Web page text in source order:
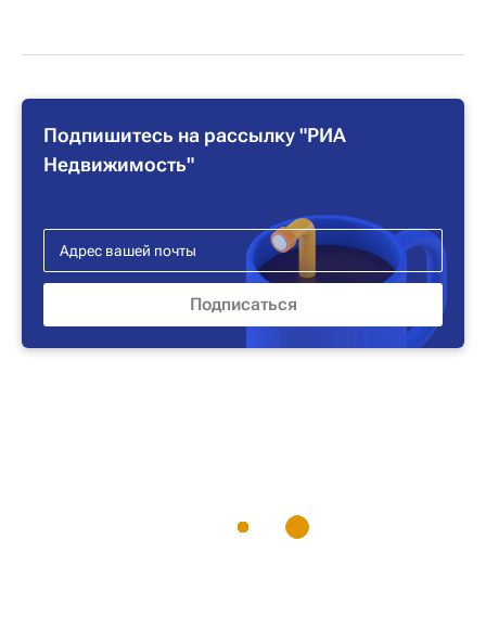
Подпишитесь на рассылку "РИА
Недвижимость"